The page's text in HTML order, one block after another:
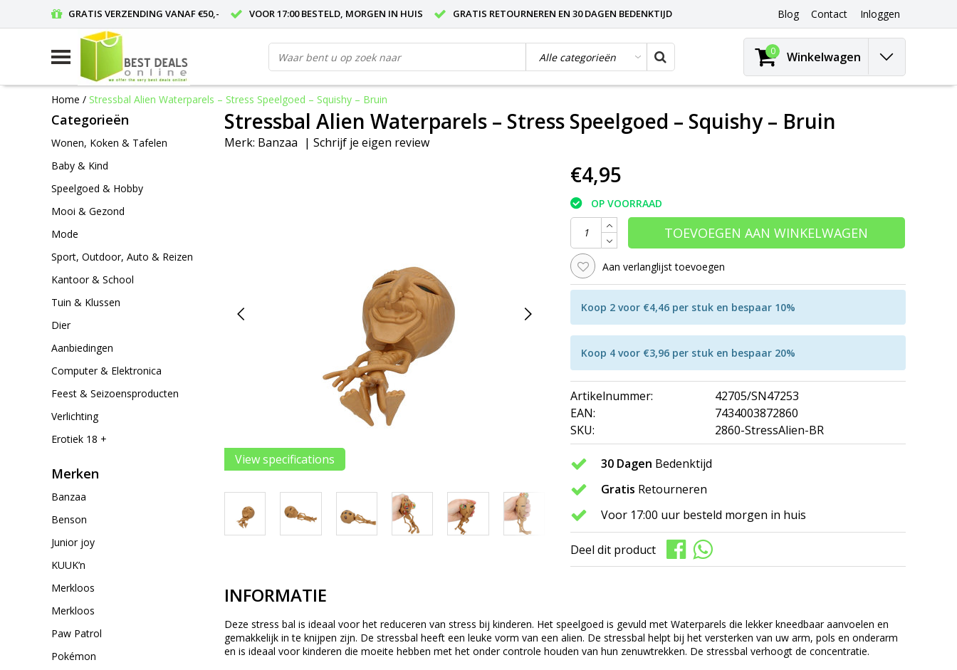
GRATIS VERZENDING VANAF €50,- VOOR 17:00 BESTELD, MORGEN IN HUIS GRATIS RETOURNEREN EN 30 DAGEN BEDENKTIJD Blog Contact Inloggen
0 Winkelwagen
Home / Stressbal Alien Waterparels – Stress Speelgoed – Squishy – Bruin
Categorieën
Wonen, Koken & Tafelen
Baby & Kind
Speelgoed & Hobby
Mooi & Gezond
Mode
Sport, Outdoor, Auto & Reizen
Kantoor & School
Tuin & Klussen
Dier
Aanbiedingen
Computer & Elektronica
Feest & Seizoensproducten
Verlichting
Erotiek 18 +
Merken
Banzaa
Benson
Junior joy
KUUK’n
Merkloos
Merkloos
Paw Patrol
Pokémon
Stressbal Alien Waterparels – Stress Speelgoed – Squishy – Bruin
Merk: Banzaa | Schrijf je eigen review
View specifications
€4,95
OP VOORRAAD
TOEVOEGEN AAN WINKELWAGEN
Aan verlanglijst toevoegen
Koop 2 voor €4,46 per stuk en bespaar 10%
Koop 4 voor €3,96 per stuk en bespaar 20%
Artikelnummer:
42705/SN47253
EAN:
7434003872860
SKU:
2860-StressAlien-BR
30 Dagen Bedenktijd
Gratis Retourneren
Voor 17:00 uur besteld morgen in huis
Deel dit product
INFORMATIE
Deze stress bal is ideaal voor het reduceren van stress bij kinderen. Het speelgoed is gevuld met Waterparels die lekker kneedbaar aanvoelen en
gemakkelijk in te knijpen zijn. De stressbal heeft een leuke vorm van een alien. De stressbal helpt bij het versterken van uw arm, pols en onderarm
en is ideaal voor kinderen die moeite hebben met het onder controle houden van hun zenuwtrekken. De stressbal verhoogt de concentratie.